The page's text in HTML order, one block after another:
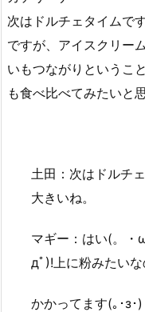
次はドルチェタイムで
ですが、アイスクリー
いもつながりというこ
も食べ比べてみたいと
土田：次はドルチ
大きいね。
マギー：はい(。・
дﾟ)!上に粉みたい
かかってます(｡･з･)